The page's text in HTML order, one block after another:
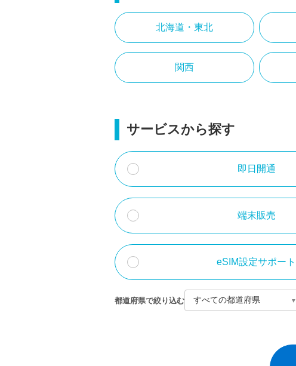
北海道・東北
関西
サービスから探す
即日開通
端末販売
eSIM設定サポート
都道府県で絞り込む ▼